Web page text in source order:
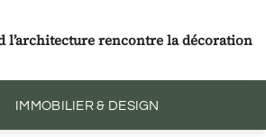
l’architecture rencontre la décoration
IMMOBILIER & DESIGN